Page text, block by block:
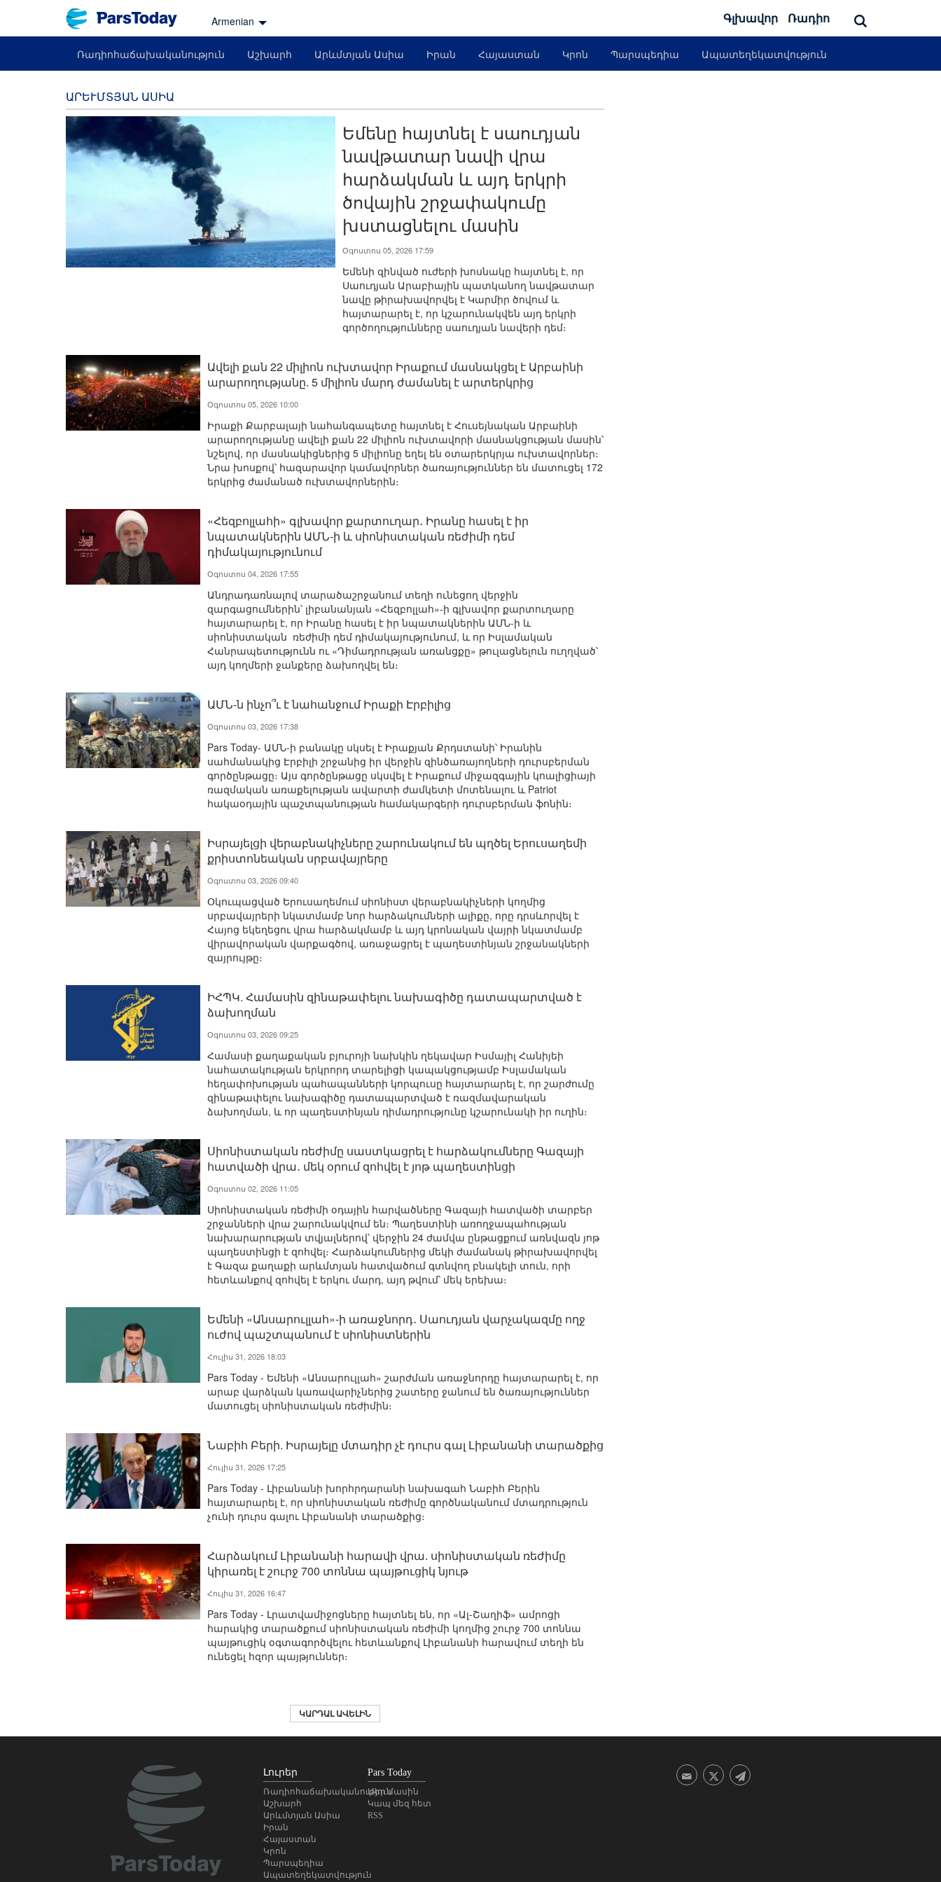
Armenian Գլխավոր Ռադիո
Ռադիոհաճախականություն Աշխարհ Արևմտյան Ասիա Իրան Հայաստան Կրոն Պարսպեդիա Ապատեղեկատվություն
ԱՐԵՒՄՏՅԱՆ ԱՍԻԱ
Եմենը հայտնել է սաուդյան
նավթատար նավի վրա
հարձակման և այդ երկրի
ծովային շրջափակումը
խստացնելու մասին
Օգոստոս 05, 2026 17:59
Եմենի զինված ուժերի խոսնակը հայտնել է, որ
Սաուդյան Արաբիային պատկանող նավթատար
նավը թիրախավորվել է Կարմիր ծովում և
հայտարարել է, որ կշարունակվեն այդ երկրի
գործողությունները սաուդյան նավերի դեմ։
Ավելի քան 22 միլիոն ուխտավոր Իրաքում մասնակցել է Արբաինի
արարողությանը. 5 միլիոն մարդ ժամանել է արտերկրից
Օգոստոս 05, 2026 10:00
Իրաքի Քարբալայի նահանգապետը հայտնել է Հուսեյնական Արբաինի
արարողությանը ավելի քան 22 միլիոն ուխտավորի մասնակցության մասին՝
նշելով, որ մասնակիցներից 5 միլիոնը եղել են օտարերկրյա ուխտավորներ։
Նրա խոսքով՝ հազարավոր կամավորներ ծառայություններ են մատուցել 172
երկրից ժամանած ուխտավորներին։
«Հեզբոլլահի» գլխավոր քարտուղար․ Իրանը հասել է իր
նպատակներին ԱՄՆ-ի և սիոնիստական ​​ռեժիմի դեմ
դիմակայությունում
Օգոստոս 04, 2026 17:55
Անդրադառնալով տարածաշրջանում տեղի ունեցող վերջին
զարգացումներին՝ լիբանանյան «Հեզբոլլահ»-ի գլխավոր քարտուղարը
հայտարարել է, որ Իրանը հասել է իր նպատակներին ԱՄՆ-ի և
սիոնիստական ​​ ​​ռեժիմի դեմ դիմակայությունում, և որ Իսլամական
Հանրապետությունն ու «Դիմադրության առանցքը» թուլացնելուն ուղղված՝
այդ կողմերի ջանքերը ձախողվել են։
ԱՄՆ-ն ինչո՞ւ է նահանջում Իրաքի Էրբիլից
Օգոստոս 03, 2026 17:38
Pars Today- ԱՄՆ-ի բանակը սկսել է Իրաքյան Քրդստանի՝ Իրանին
սահմանակից Էրբիլի շրջանից իր վերջին զինծառայողների դուրսբերման
գործընթացը։ Այս գործընթացը սկսվել է Իրաքում միջազգային կոալիցիայի
ռազմական առաքելության ավարտի ժամկետի մոտենալու և Patriot
հակաօդային պաշտպանության համակարգերի դուրսբերման ֆոնին։
Իսրայելցի վերաբնակիչները շարունակում են պղծել Երուսաղեմի
քրիստոնեական սրբավայրերը
Օգոստոս 03, 2026 09:40
Օկուպացված Երուսաղեմում սիոնիստ վերաբնակիչների կողմից
սրբավայրերի նկատմամբ նոր հարձակումների ալիքը, որը դրսևորվել է
Հայոց եկեղեցու վրա հարձակմամբ և այդ կրոնական վայրի նկատմամբ
վիրավորական վարքագծով, առաջացրել է պաղեստինյան շրջանակների
զայրույթը։
ԻՀՊԿ. Համասին զինաթափելու նախագիծը դատապարտված է
ձախողման
Օգոստոս 03, 2026 09:25
Համասի քաղաքական բյուրոյի նախկին ղեկավար Իսմայիլ Հանիյեի
նահատակության երկրորդ տարելիցի կապակցությամբ Իսլամական
հեղափոխության պահապանների կորպուսը հայտարարել է, որ շարժումը
զինաթափելու նախագիծը դատապարտված է ռազմավարական
ձախողման, և որ պաղեստինյան դիմադրությունը կշարունակի իր ուղին։
Սիոնիստական ռեժիմը սաստկացրել է հարձակումները Գազայի
հատվածի վրա․ մեկ օրում զոհվել է յոթ պաղեստինցի
Օգոստոս 02, 2026 11:05
Սիոնիստական ռեժիմի օդային հարվածները Գազայի հատվածի տարբեր
շրջանների վրա շարունակվում են։ Պաղեստինի առողջապահության
նախարարության տվյալներով՝ վերջին 24 ժամվա ընթացքում առնվազն յոթ
պաղեստինցի է զոհվել։ Հարձակումներից մեկի ժամանակ թիրախավորվել
է Գազա քաղաքի արևմտյան հատվածում գտնվող բնակելի տուն, որի
հետևանքով զոհվել է երկու մարդ, այդ թվում՝ մեկ երեխա։
Եմենի «Անսարուլլահ»-ի առաջնորդ․ Սաուդյան վարչակազմը ողջ
ուժով պաշտպանում է սիոնիստներին
Հուլիս 31, 2026 18:03
Pars Today - Եմենի «Անսարուլլահ» շարժման առաջնորդը հայտարարել է, որ
արաբ վարձկան կառավարիչներից շատերը ջանում են ծառայություններ
մատուցել սիոնիստական ռեժիմին։
Նաբիհ Բերի. Իսրայելը մտադիր չէ դուրս գալ Լիբանանի տարածքից
Հուլիս 31, 2026 17:25
Pars Today - Լիբանանի խորհրդարանի նախագահ Նաբիհ Բերին
հայտարարել է, որ սիոնիստական ռեժիմը գործնականում մտադրություն
չունի դուրս գալու Լիբանանի տարածքից։
Հարձակում Լիբանանի հարավի վրա. սիոնիստական ռեժիմը
կիրառել է շուրջ 700 տոննա պայթուցիկ նյութ
Հուլիս 31, 2026 16:47
Pars Today - Լրատվամիջոցները հայտնել են, որ «Ալ-Շաղիֆ» ամրոցի
հարակից տարածքում սիոնիստական ռեժիմի կողմից շուրջ 700 տոննա
պայթուցիկ օգտագործվելու հետևանքով Լիբանանի հարավում տեղի են
ունեցել հզոր պայթյուններ։
ԿԱՐԴԱԼ ԱՎԵԼԻՆ
Լուրեր
Ռադիոհաճախականություն
Աշխարհ
Արևմտյան Ասիա
Իրան
Հայաստան
Կրոն
Պարսպեդիա
Ապատեղեկատվություն
Pars Today
Մեր մասին
Կապ մեզ հետ
RSS